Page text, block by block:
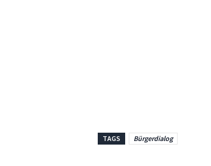
TAGS Bürgerdialog